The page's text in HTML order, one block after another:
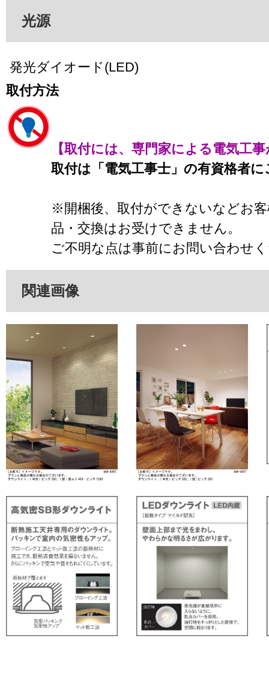
光源
発光ダイオード(LED)
取付方法
【取付には、専門家による電気工
取付は「電気工事士」の有資格者
※開梱後、取付ができないなどお
品・交換はお受けできません。
ご不明な点は事前にお問い合わせ
関連画像